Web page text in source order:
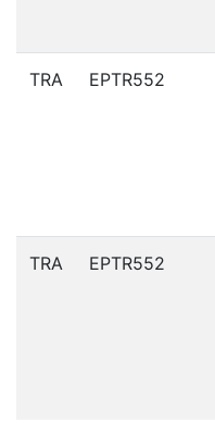
TRA EPTR552
TRA EPTR552